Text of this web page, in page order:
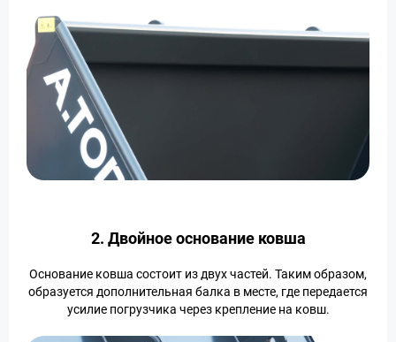
2. Двойное основание ковша
Основание ковша состоит из двух частей. Таким образом,
образуется дополнительная балка в месте, где передается
усилие погрузчика через крепление на ковш.